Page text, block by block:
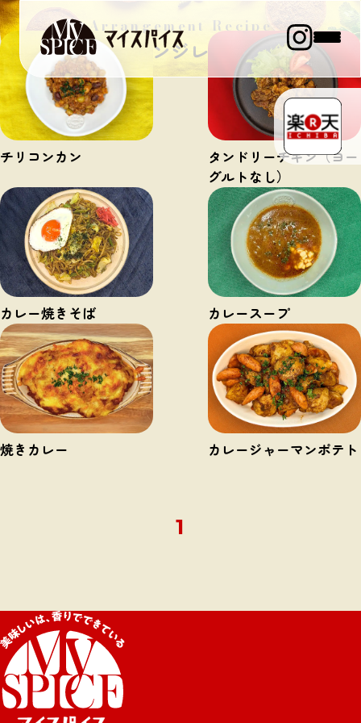
トップ
コンセプト
ラインアップ
アレンジレシピ
マイブログ
スペシャル
販売店情報
運営会社 丸紅食料株式会社
Arrangement Recipe
アレンジレシピ
チリコンカン
タンドリーチキン（ヨー
グルトなし）
カレー焼きそば カレースープ
焼きカレー カレージャーマンポテト
1